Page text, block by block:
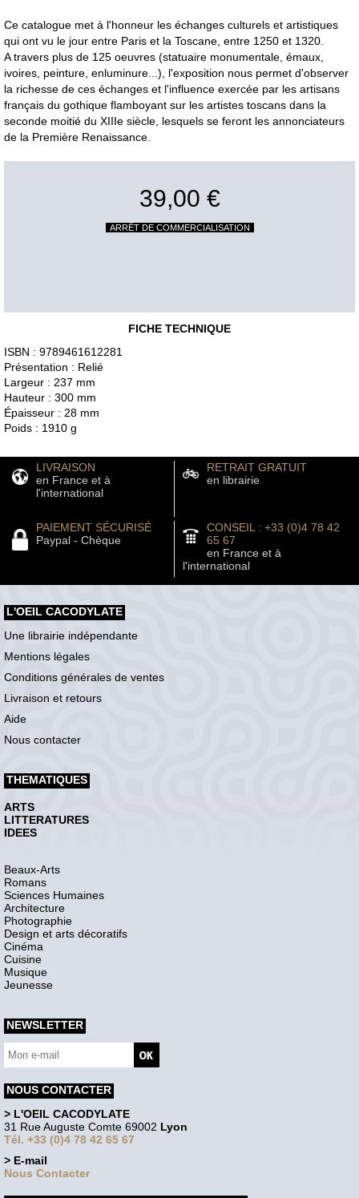
Ce catalogue met à l'honneur les échanges culturels et artistiques
qui ont vu le jour entre Paris et la Toscane, entre 1250 et 1320.
A travers plus de 125 oeuvres (statuaire monumentale, émaux,
ivoires, peinture, enluminure...), l'exposition nous permet d'observer
la richesse de ces échanges et l'influence exercée par les artisans
français du gothique flamboyant sur les artistes toscans dans la
seconde moitié du XIIIe siècle, lesquels se feront les annonciateurs
de la Première Renaissance.
39,00 €
ARRÊT DE COMMERCIALISATION
FICHE TECHNIQUE
ISBN : 9789461612281
Présentation : Relié
Largeur : 237 mm
Hauteur : 300 mm
Épaisseur : 28 mm
Poids : 1910 g
LIVRAISON
en France et à
l'international
RETRAIT GRATUIT
en librairie
PAIEMENT SÉCURISÉ
Paypal - Chèque
CONSEIL : +33 (0)4 78 42
65 67
en France et à
l'international
L'OEIL CACODYLATE
Une librairie indépendante
Mentions légales
Conditions générales de ventes
Livraison et retours
Aide
Nous contacter
THEMATIQUES
ARTS
LITTERATURES
IDEES
Beaux-Arts
Romans
Sciences Humaines
Architecture
Photographie
Design et arts décoratifs
Cinéma
Cuisine
Musique
Jeunesse
NEWSLETTER
NOUS CONTACTER
> L'OEIL CACODYLATE
31 Rue Auguste Comte 69002 Lyon
Tél. +33 (0)4 78 42 65 67
> E-mail
Nous Contacter